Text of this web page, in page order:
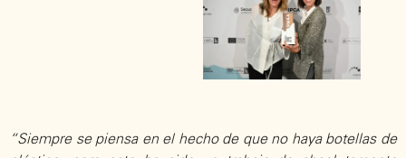
“Siempre se piensa en el hecho de que no haya botellas de